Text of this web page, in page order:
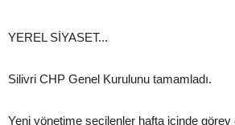
YEREL SİYASET...
Silivri CHP Genel Kurulunu tamamladı.
Yeni yönetime seçilenler hafta içinde görev